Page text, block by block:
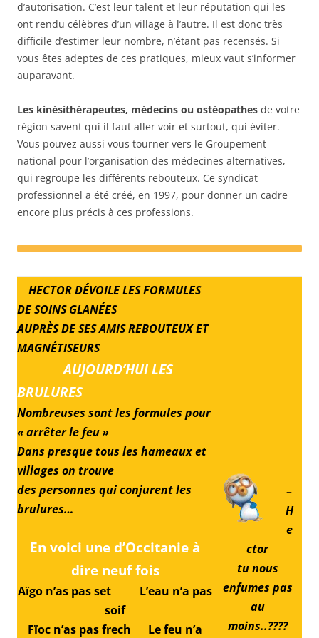
d’autorisation. C’est leur talent et leur réputation qui les
ont rendu célèbres d’un village à l’autre. Il est donc très
difficile d’estimer leur nombre, n’étant pas recensés. Si
vous êtes adeptes de ces pratiques, mieux vaut s’informer
auparavant.
Les kinésithérapeutes, médecins ou ostéopathes de votre
région savent qui il faut aller voir et surtout, qui éviter.
Vous pouvez aussi vous tourner vers le Groupement
national pour l’organisation des médecines alternatives,
qui regroupe les différents rebouteux. Ce syndicat
professionnel a été créé, en 1997, pour donner un cadre
encore plus précis à ces professions.
HECTOR DÉVOILE LES FORMULES
DE SOINS GLANÉES
AUPRÈS DE SES AMIS REBOUTEUX ET
MAGNÉTISEURS
AUJOURD’HUI LES
BRULURES
Nombreuses sont les formules pour
« arrêter le feu »
Dans presque tous les hameaux et
villages on trouve
des personnes qui conjurent les
brulures…
En voici une d’Occitanie à
dire neuf fois
Aïgo n’as pas set L’eau n’a pas
soif
Fïoc n’as pas frech Le feu n’a
–
H
e
ctor
tu nous
enfumes pas
au
moins..????